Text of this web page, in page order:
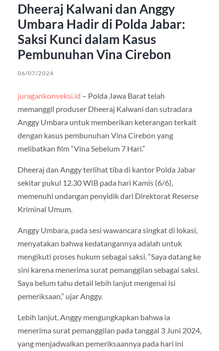
Dheeraj Kalwani dan Anggy
Umbara Hadir di Polda Jabar:
Saksi Kunci dalam Kasus
Pembunuhan Vina Cirebon
06/07/2024
juragankonveksi.id – Polda Jawa Barat telah
memanggil produser Dheeraj Kalwani dan sutradara
Anggy Umbara untuk memberikan keterangan terkait
dengan kasus pembunuhan Vina Cirebon yang
melibatkan film “Vina Sebelum 7 Hari.”
Dheeraj dan Anggy terlihat tiba di kantor Polda Jabar
sekitar pukul 12.30 WIB pada hari Kamis (6/6),
memenuhi undangan penyidik dari Direktorat Reserse
Kriminal Umum.
Anggy Umbara, pada sesi wawancara singkat di lokasi,
menyatakan bahwa kedatangannya adalah untuk
mengikuti proses hukum sebagai saksi. “Saya datang ke
sini karena menerima surat pemanggilan sebagai saksi.
Saya belum tahu detail lebih lanjut mengenai isi
pemeriksaan,” ujar Anggy.
Lebih lanjut, Anggy mengungkapkan bahwa ia
menerima surat pemanggilan pada tanggal 3 Juni 2024,
yang menjadwalkan pemeriksaannya pada hari ini